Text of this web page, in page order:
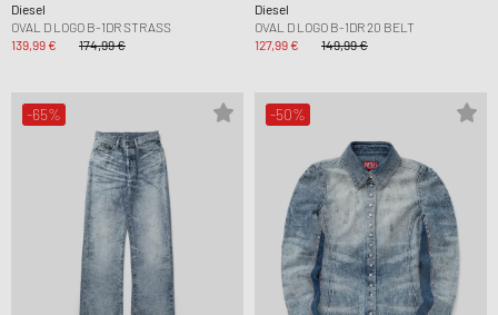
Diesel
OVAL D LOGO B-1DR STRASS
139,99 €
174,99 €
Diesel
OVAL D LOGO B-1DR 20 BELT
127,99 €
149,99 €
-65% -50%